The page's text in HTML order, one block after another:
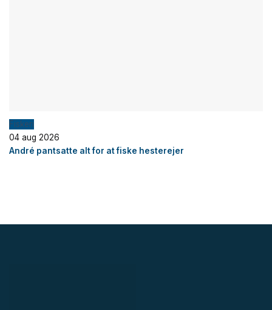
Fiskeri
04 aug 2026
André pantsatte alt for at fiske hesterejer